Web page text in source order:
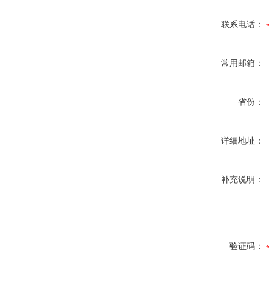
联系电话：
常用邮箱：
省份：
详细地址：
补充说明：
验证码：